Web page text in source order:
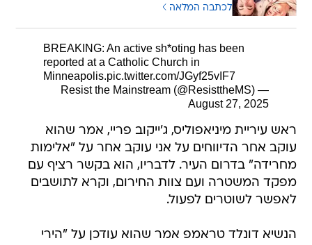
לכתבה המלאה
BREAKING: An active sh*oting has been
reported at a Catholic Church in
Minneapolis.pic.twitter.com/JGyf25vIF7
— Resist the Mainstream (@ResisttheMS)
August 27, 2025
ראש עיריית מיניאפוליס, ג'ייקוב פריי, אמר שהוא
עוקב אחר הדיווחים על אני עוקב אחר על "אלימות
מחרידה" בדרום העיר. לדבריו, הוא בקשר רציף עם
מפקד המשטרה ועם צוות החירום, וקרא לתושבים
לאפשר לשוטרים לפעול.
הנשיא דונלד טראמפ אמר שהוא עודכן על "הירי